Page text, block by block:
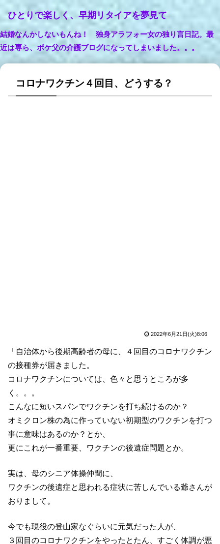
ひとりで楽しく、早期リタイアを夢見て
結婚なんかしないもんね！ 独身アラフォー女の独り言日記。最
近は専ら、ボケ父の介護ブログになってしまいました。。。
コロナワクチン４回目、どうする？
2022年6月21日(火)8:06
「自治体から後期高齢者の母に、４回目のコロナワクチン
の接種券が届きました。
コロナワクチンについては、色々と思うところが多
く。。。
こんなに短いスパンでワクチンを打ち続けるのか？
オミクロン株の為に作っていない初期型のワクチンを打つ
事に意味はあるのか？とか、
更にこれが一番重要、ワクチンの後遺症問題とか。
実は、母のシニア体操仲間に、
ワクチンの後遺症と思われる症状に苦しんでいる爺さんが
おりまして。
今でも現役の登山家なぐらいに元気だった人が、
３回目のコロナワクチンをやったとたん、すごく体調が悪